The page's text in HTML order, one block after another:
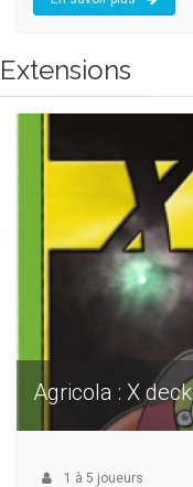
Extensions
Agricola : X deck
1 à 5 joueurs